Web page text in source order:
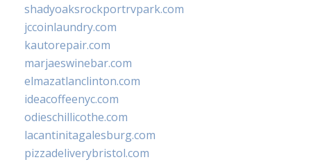
shadyoaksrockportrvpark.com
jccoinlaundry.com
kautorepair.com
marjaeswinebar.com
elmazatlanclinton.com
ideacoffeenyc.com
odieschillicothe.com
lacantinitagalesburg.com
pizzadeliverybristol.com